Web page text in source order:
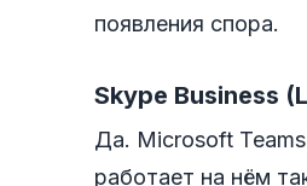
появления спора.
Skype Business
Да. Microsoft
работает на нём